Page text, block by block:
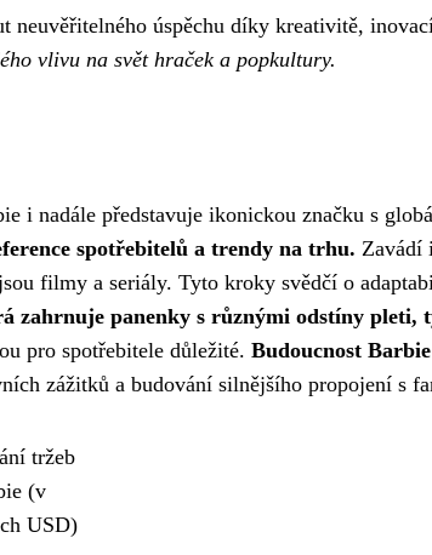
úspěchu díky kreativitě,
vlivu na svět hraček a popkultury.
nadále představuje ikonickou značku s
spotřebitelů a trendy na trhu. Zavádí
filmy a seriály. Tyto kroky svědčí o
zahrnuje panenky s různými odstíny pleti,
pro spotřebitele důležité. Budoucnost
zážitků a budování silnějšího propojení s
tržeb
(v
USD)